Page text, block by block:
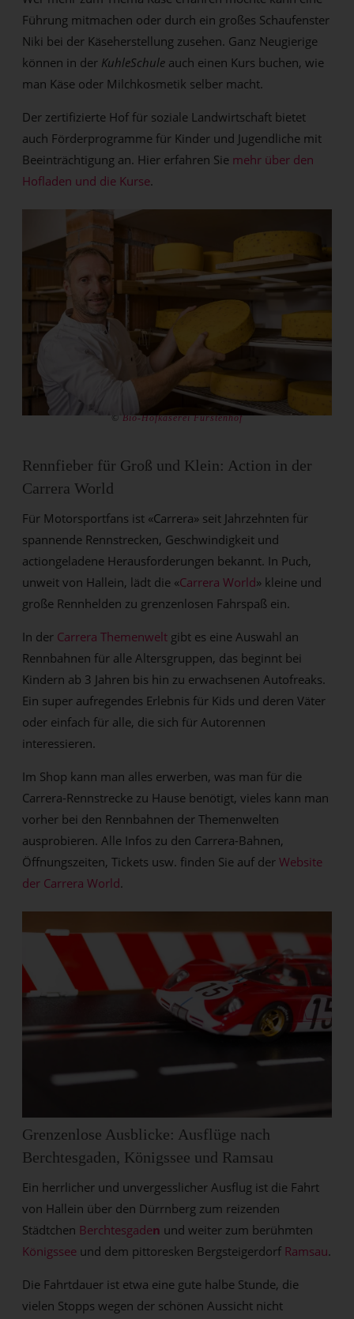
Führung mitmachen oder durch ein großes Schaufenster
Niki bei der Käseherstellung zusehen. Ganz Neugierige
können in der KuhleSchule auch einen Kurs buchen, wie
man Käse oder Milchkosmetik selber macht.
Der zertifizierte Hof für soziale Landwirtschaft bietet
auch Förderprogramme für Kinder und Jugendliche mit
Beeinträchtigung an. Hier erfahren Sie mehr über den
Hofladen und die Kurse.
© Bio-Hofkäserei Fürstenhof
Rennfieber für Groß und Klein: Action in der
Carrera World
Für Motorsportfans ist «Carrera» seit Jahrzehnten für
spannende Rennstrecken, Geschwindigkeit und
actiongeladene Herausforderungen bekannt. In Puch,
unweit von Hallein, lädt die «Carrera World» kleine und
große Rennhelden zu grenzenlosen Fahrspaß ein.
In der Carrera Themenwelt gibt es eine Auswahl an
Rennbahnen für alle Altersgruppen, das beginnt bei
Kindern ab 3 Jahren bis hin zu erwachsenen Autofreaks.
Ein super aufregendes Erlebnis für Kids und deren Väter
oder einfach für alle, die sich für Autorennen
interessieren.
Im Shop kann man alles erwerben, was man für die
Carrera-Rennstrecke zu Hause benötigt, vieles kann man
vorher bei den Rennbahnen der Themenwelten
ausprobieren. Alle Infos zu den Carrera-Bahnen,
Öffnungszeiten, Tickets usw. finden Sie auf derWebsite
der Carrera World.
Grenzenlose Ausblicke: Ausflüge nach
Berchtesgaden, Königssee und Ramsau
Ein herrlicher und unvergesslicher Ausflug ist die Fahrt
von Hallein über den Dürrnberg zum reizenden
Städtchen Berchtesgaden und weiter zum berühmten
Königssee und dem pittoresken Bergsteigerdorf Ramsau.
Die Fahrtdauer ist etwa eine gute halbe Stunde, die
vielen Stopps wegen der schönen Aussicht nicht